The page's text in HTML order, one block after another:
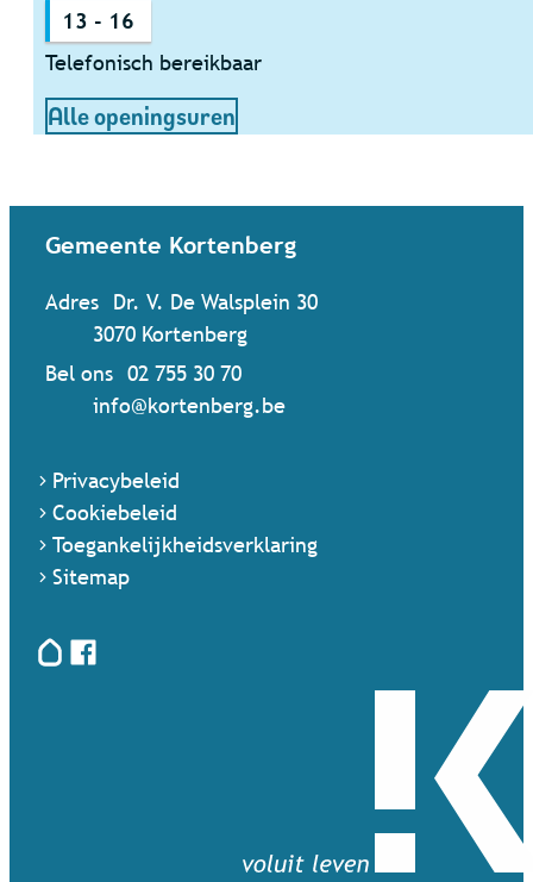
13 - 16
Telefonisch bereikbaar
Alle openingsuren
Gemeente Kortenberg
Adres Dr. V. De Walsplein 30
,
3070 Kortenberg
Bel ons 02 755 30 70
Mail ons
info@kortenberg.be
Privacybeleid
Cookiebeleid
Toegankelijkheidsverklaring
Sitemap
HoplrFacebook